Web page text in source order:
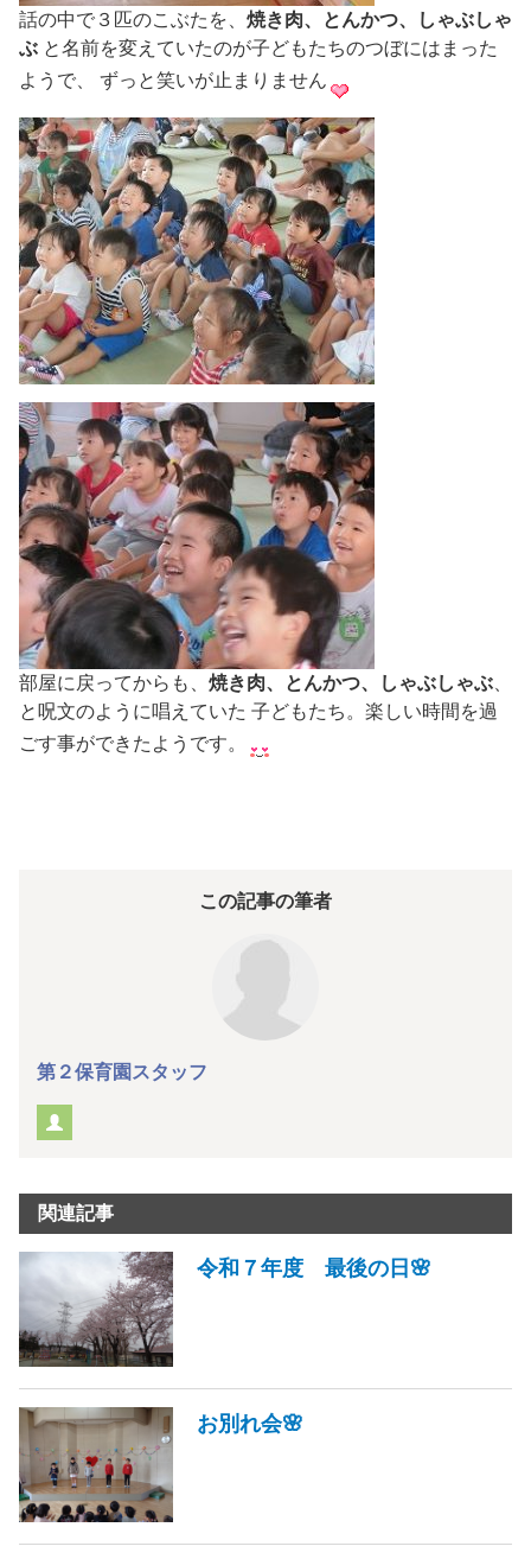
話の中で３匹のこぶたを、 焼き肉、とんかつ、しゃぶしゃ
ぶ と名前を変えていたのが子どもたちのつぼにはまった
ようで、 ずっと笑いが止まりません
部屋に戻ってからも、 焼き肉、とんかつ、しゃぶしゃぶ
と呪文のように唱えていた 子どもたち。楽しい時間を過
ごす事ができたようです。
この記事の筆者
第２保育園スタッフ
関連記事
令和７年度 最後の日🌸
お別れ会🌸